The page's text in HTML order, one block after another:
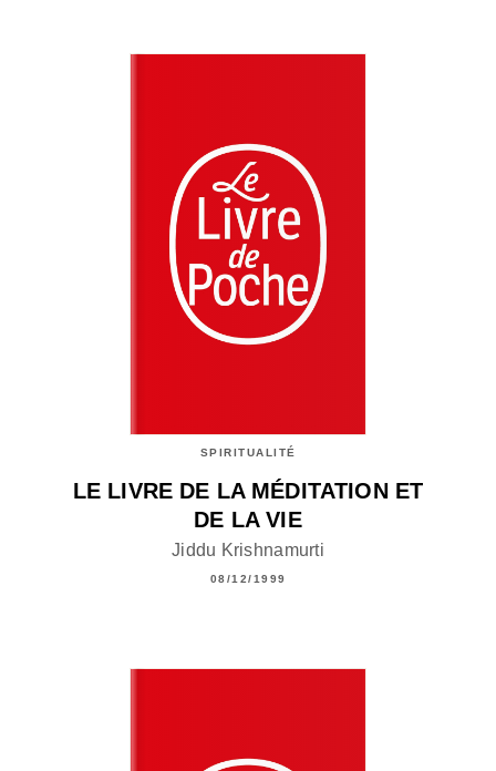
SPIRITUALITÉ
LE LIVRE DE LA MÉDITATION ET
DE LA VIE
Jiddu Krishnamurti
08/12/1999